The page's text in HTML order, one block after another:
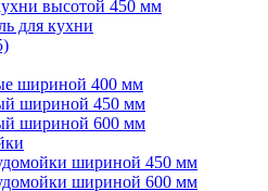
высотой 450 мм
для кухни
шириной 400 мм
шириной 450 мм
шириной 600 мм
шириной 450 мм
шириной 600 мм